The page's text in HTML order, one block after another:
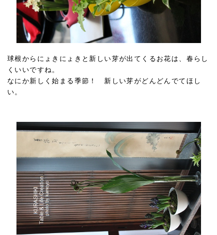
球根からにょきにょきと新しい芽が出てくるお花は、春らし
くいいですね。
なにか新しく始まる季節！ 新しい芽がどんどんでてほし
い。